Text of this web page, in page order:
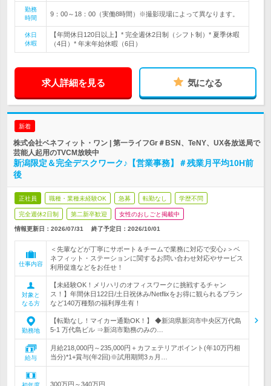
勤務
時間
9：00～18：00（実働8時間）※撮影現場によって異なります。
休日
休暇
【年間休日120日以上】* 完全週休2日制（シフト制）* 夏季休暇
（4日）* 年末年始休暇（6日）
求人詳細を見る 気になる
新着
株式会社ベネフィット・ワン | 第一ライフGr＃BSN、TeNY、UX各放送局で
芸能人起用のTVCM放映中
新潟限定＆完全デスクワーク♪【営業事務】＃残業月平均10H前
後
正社員 職種・業種未経験OK 急募 転勤なし 学歴不問
完全週休2日制 第二新卒歓迎 女性のおしごと掲載中
情報更新日：2026/07/31 終了予定日： 2026/10/01
仕事内容
＜先輩などが丁寧にサポート＆チームで業務に対応で安心♪＞ベ
ネフィット・ステーションに関するお問い合わせ対応やサービス
利用促進などをお任せ！
対象と
なる方
【未経験OK！メリハリのオフィスワークに挑戦するチャン
ス！】年間休日122日/土日祝休み/Netflixをお得に観られるプラン
など140万種類の福利厚生有！
勤務地
【転勤なし！マイカー通勤OK！】 ◆新潟県新潟市中央区万代島
5-1 万代島ビル ⇒新潟市勤務のみの…
給与
月給218,000円～235,000円＋カフェテリアポイント(年10万円相
当分)*1+賞与(年2回)※試用期間3ヵ月…
300万円～340万円